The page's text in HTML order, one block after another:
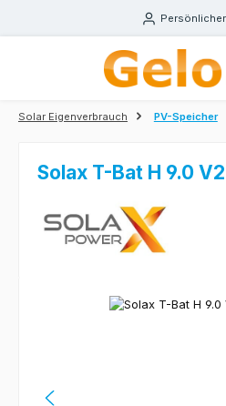
Zum Hauptinhalt springen
Solar Eigenverbrauch PV-Speicher
Solax T-Bat H 9.0
Bildergalerie überspringen